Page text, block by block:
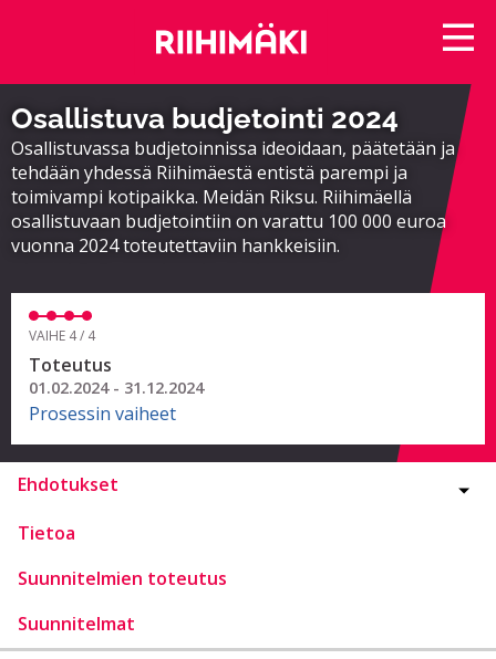
Osallistuva budjetointi 2024
Osallistuvassa budjetoinnissa ideoidaan, päätetään ja
tehdään yhdessä Riihimäestä entistä parempi ja
toimivampi kotipaikka. Meidän Riksu. Riihimäellä
osallistuvaan budjetointiin on varattu 100 000 euroa
vuonna 2024 toteutettaviin hankkeisiin.
VAIHE 4 / 4
Toteutus
01.02.2024 - 31.12.2024
Prosessin vaiheet
Ehdotukset
Tietoa
Suunnitelmien toteutus
Suunnitelmat